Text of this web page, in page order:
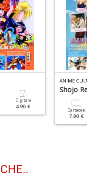
Digitale
4.90 €
ANIME
Shojo
Cartacea
7.90 €